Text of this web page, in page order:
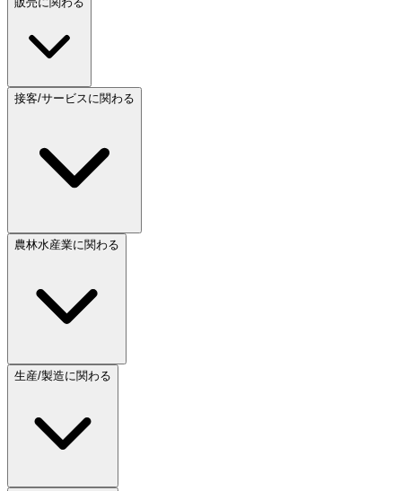
接客/サービスに関わる
農林水産業に関わる
生産/製造に関わる